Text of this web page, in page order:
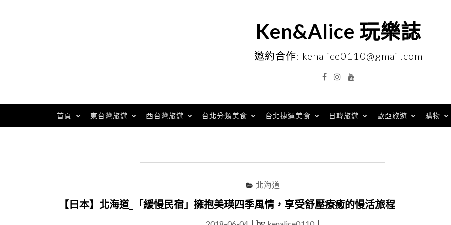
Ken&Alice 玩樂誌
邀約合作: kenalice0110@gmail.com
FacebookInstagramYouTube
首頁 東台灣旅遊 西台灣旅遊 台北分類美食 台北捷運美食 日韓旅遊 歐亞旅遊 購物
北海道
【日本】北海道_「緩慢民宿」擁抱美瑛四季風情，享受舒壓療癒的慢活旅程